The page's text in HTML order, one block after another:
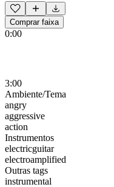
Comprar faixa
0:00
3:00
Ambiente/Tema
angry
aggressive
action
Instrumentos
electricguitar
electroamplified
Outras tags
instrumental